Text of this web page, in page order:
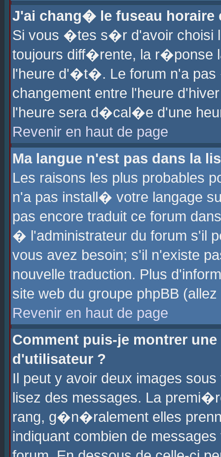
J'ai chang� le fuseau horaire
Si vous �tes s�r d'avoir choisi
toujours diff�rente, la r�ponse
l'heure d'�t�. Le forum n'a
changement entre l'heure
l'heure sera d�cal�e d'une
Revenir en haut de page
Ma langue n'est pas dans la
Les raisons les plus probables
n'a pas install� votre langage
pas encore traduit ce forum
� l'administrateur du forum s'il
vous avez besoin; s'il n'existe
nouvelle traduction. Plus
site web du groupe phpBB
Revenir en haut de page
Comment puis-je montrer
d'utilisateur ?
Il peut y avoir deux images
lisez des messages. La
rang, g�n�ralement elles
indiquant combien de